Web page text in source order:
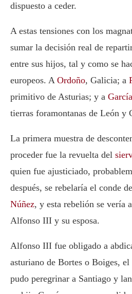
dispuesto a ceder.
A estas tensiones con los
sumar la decisión real de
entre sus hijos, tal y como se
europeos. A Ordoño, Galicia; a
primitivo de Asturias; y a García
tierras foramontanas de León y
La primera muestra de
proceder fue la revuelta del
quien fue ajusticiado,
después, se rebelaría el conde de
Núñez, y esta rebelión se vería
Alfonso III y su esposa.
Alfonso III fue obligado a
asturiano de Bortes o Boiges,
pudo peregrinar a Santiago y